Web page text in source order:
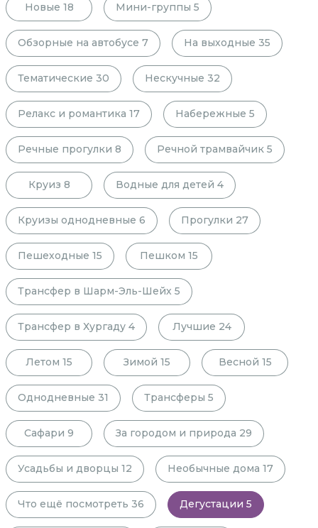
Новые 18 Мини-группы 5
Обзорные на автобусе 7 На выходные 35
Тематические 30 Нескучные 32
Релакс и романтика 17 Набережные 5
Речные прогулки 8 Речной трамвайчик 5
Круиз 8 Водные для детей 4
Круизы однодневные 6 Прогулки 27
Пешеходные 15 Пешком 15
Трансфер в Шарм-Эль-Шейх 5
Трансфер в Хургаду 4 Лучшие 24
Летом 15 Зимой 15 Весной 15
Однодневные 31 Трансферы 5
Сафари 9 За городом и природа 29
Усадьбы и дворцы 12 Необычные дома 17
Что ещё посмотреть 36 Дегустации 5